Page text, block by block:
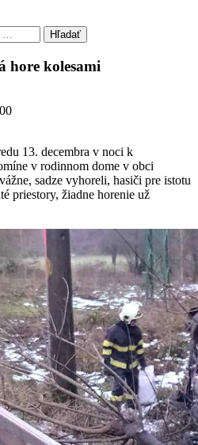
Hľadať
hore kolesami
13. decembra v noci k
v rodinnom dome v obci
sadze vyhoreli, hasiči pre istotu
priestory, žiadne horenie už